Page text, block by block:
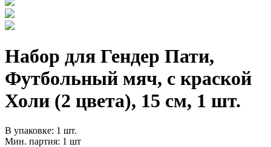
Набор для Гендер Пати,
Футбольный мяч, с краской
Холи (2 цвета), 15 см, 1 шт.
В упаковке: 1 шт.
Мин. партия: 1 шт